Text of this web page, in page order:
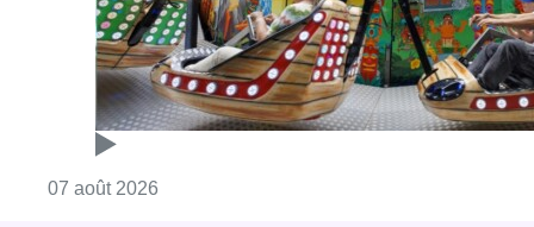
07 avril 2025- 17h49
08 avril 2025- 18h32
Home Albert de Latour
News
Reportages
Schaerbeek